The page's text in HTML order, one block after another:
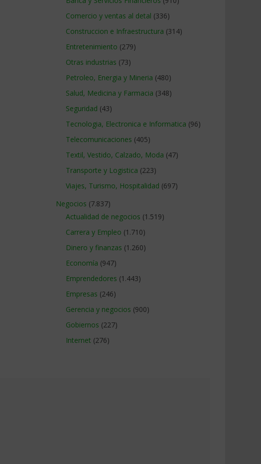
Comercio y ventas al detal (336)
Construccion e Infraestructura (314)
Entretenimiento (279)
Otras industrias (73)
Petroleo, Energia y Mineria (480)
Salud, Medicina y Farmacia (348)
Seguridad (43)
Tecnologia, Electronica e Informatica (96)
Telecomunicaciones (405)
Textil, Vestido, Calzado, Moda (47)
Transporte y Logistica (223)
Viajes, Turismo, Hospitalidad (697)
Negocios (7.837)
Actualidad de negocios (1.519)
Carrera y Empleo (1.710)
Dinero y finanzas (1.260)
Economía (947)
Emprendedores (1.443)
Empresas (246)
Gerencia y negocios (900)
Gobiernos (227)
Internet (276)